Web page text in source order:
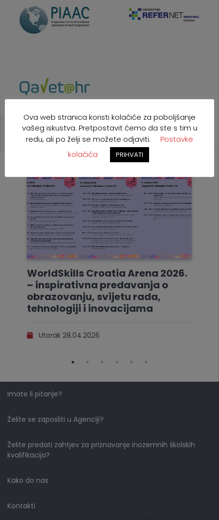
NAJAVE POZIVI NATJEČAJI EU
WorldSkills Croatia Arena 2026.
– inspirativna predavanja o
obrazovanju, svijetu rada,
tehnologiji i inovacijama
Utorak 28.04.2026
Imate li pitanje?
Želite se zaposliti u Agenciji?
Želite predati zahtjev za priznavanje inozemnih školskih
kvalifikacija?
Kako do nas
Kontakti
Ova web stranica koristi kolačiće za poboljšanje
vašeg iskustva. Pretpostavit ćemo da ste s tim u
redu, ali po želji se možete odjaviti.
Postavke
kolačića
PRIHVATI